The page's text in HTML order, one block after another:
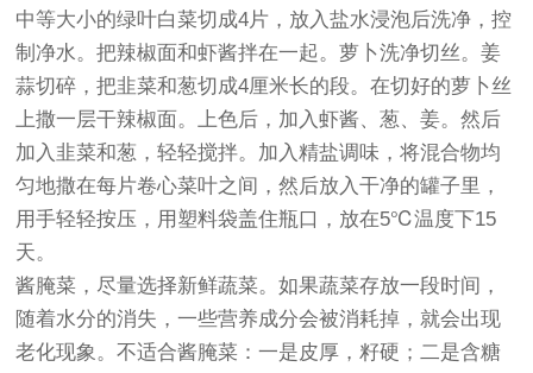
中等大小的绿叶白菜切成4片，放入盐水浸泡后洗净，控
制净水。把辣椒面和虾酱拌在一起。萝卜洗净切丝。姜
蒜切碎，把韭菜和葱切成4厘米长的段。在切好的萝卜丝
上撒一层干辣椒面。上色后，加入虾酱、葱、姜。然后
加入韭菜和葱，轻轻搅拌。加入精盐调味，将混合物均
匀地撒在每片卷心菜叶之间，然后放入干净的罐子里，
用手轻轻按压，用塑料袋盖住瓶口，放在5℃温度下15
天。
酱腌菜，尽量选择新鲜蔬菜。如果蔬菜存放一段时间，
随着水分的消失，一些营养成分会被消耗掉，就会出现
老化现象。不适合酱腌菜：一是皮厚，籽硬；二是含糖